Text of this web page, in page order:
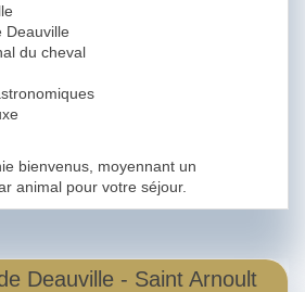
Deauville
du cheval
bienvenus, moyennant un
animal pour votre séjour.
Deauville - Saint Arnoult